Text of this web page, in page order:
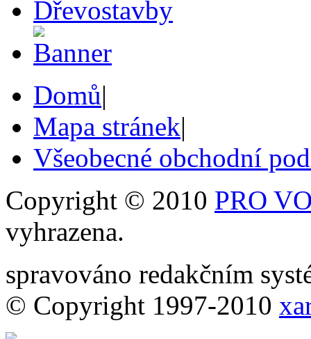
Domů|
Mapa stránek|
Všeobecné obchodní
Copyright © 2010 PRO
vyhrazena.
spravováno redakčním
© Copyright 1997-2010